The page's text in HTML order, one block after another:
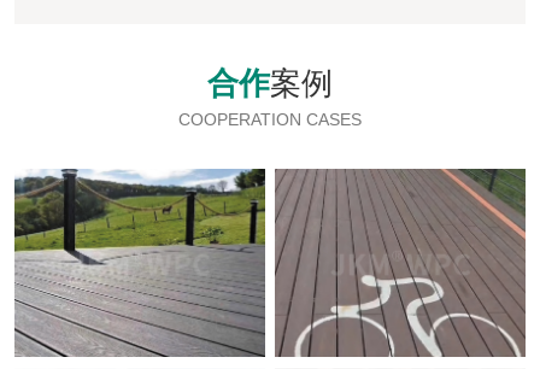
合作案例
COOPERATION CASES